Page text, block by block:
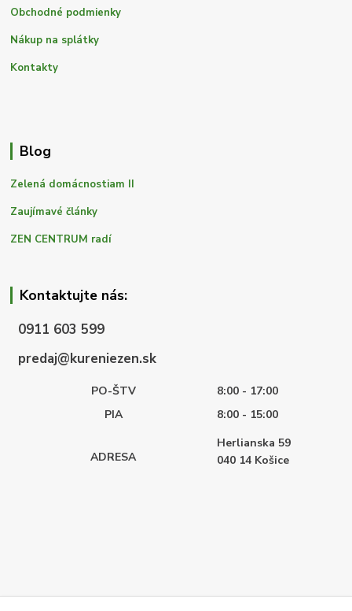
Obchodné podmienky
Nákup na splátky
Kontakty
Blog
Zelená domácnostiam II
Zaujímavé články
ZEN CENTRUM radí
Kontaktujte nás:
0911 603 599
predaj@kureniezen.sk
PO-ŠTV
8:00 - 17:00
PIA
8:00 - 15:00
ADRESA
Herlianska 59
040 14 Košice